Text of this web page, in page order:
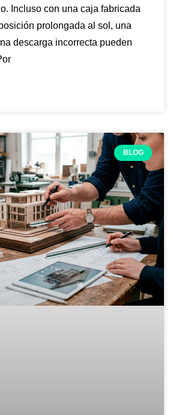
Incluso con una caja fabricada
prolongada al sol, una
descarga incorrecta pueden
BLOG